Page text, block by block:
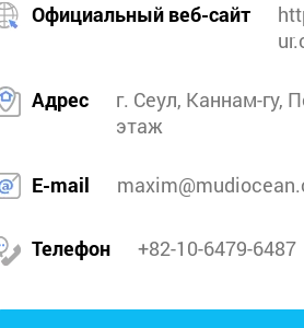
Официальный веб-сайт
Адрес
г. Сеул, Каннам-гу,
этаж
E-mail
Телефон +82-10-6479-6487